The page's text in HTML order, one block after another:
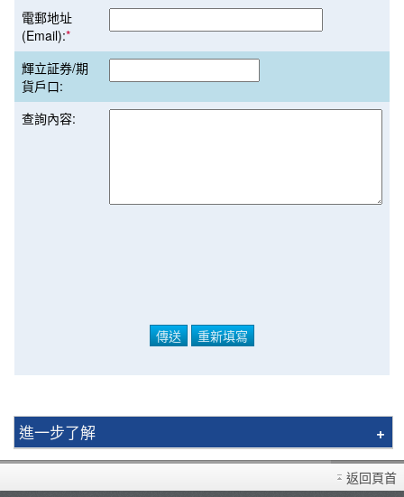
電郵地址
(Email):*
輝立証券/期
貨戶口:
查詢內容:
進一步了解
買賣衍生產品須知
開設戶口
返回頁首